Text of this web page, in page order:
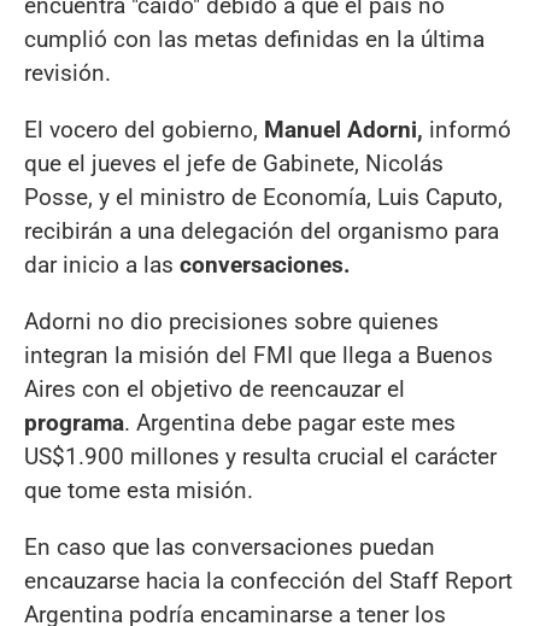
cumplió con las metas definidas en la última
revisión.
El vocero del gobierno, Manuel Adorni, informó
que el jueves el jefe de Gabinete, Nicolás
Posse, y el ministro de Economía, Luis Caputo,
recibirán a una delegación del organismo para
dar inicio a las conversaciones.
Adorni no dio precisiones sobre quienes
integran la misión del FMI que llega a Buenos
Aires con el objetivo de reencauzar el
programa. Argentina debe pagar este mes
US$1.900 millones y resulta crucial el carácter
que tome esta misión.
En caso que las conversaciones puedan
encauzarse hacia la confección del Staff Report
Argentina podría encaminarse a tener los